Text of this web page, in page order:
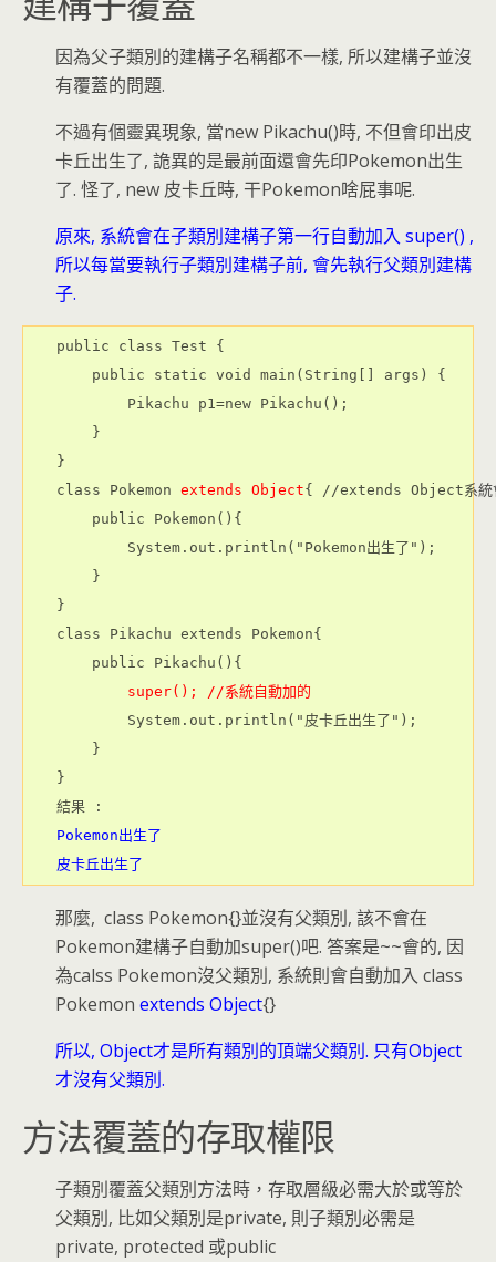
因為父子類別的建構子名稱都不一樣, 所以建構子並沒
有覆蓋的問題.
不過有個靈異現象, 當new Pikachu()時, 不但會印出皮
卡丘出生了, 詭異的是最前面還會先印Pokemon出生
了. 怪了, new 皮卡丘時, 干Pokemon啥屁事呢.
原來, 系統會在子類別建構子第一行自動加入 super() ,
所以每當要執行子類別建構子前, 會先執行父類別建構
子.
public class Test {
    public static void main(String[] args) {
        Pikachu p1=new Pikachu();
    }
}
class Pokemon extends Object{ //extends Object系統
    public Pokemon(){
        System.out.println("Pokemon出生了");
    }
}
class Pikachu extends Pokemon{
    public Pikachu(){
super(); //系統自動加的
        System.out.println("皮卡丘出生了");
    }
}
Pokemon出生了
皮卡丘出生了
那麼, class Pokemon{}並沒有父類別, 該不會在
Pokemon建構子自動加super()吧. 答案是~~會的, 因
為calss Pokemon沒父類別, 系統則會自動加入 class
Pokemon extends Object{}
所以, Object才是所有類別的頂端父類別. 只有Object
才沒有父類別.
方法覆蓋的存取權限
子類別覆蓋父類別方法時，存取層級必需大於或等於
父類別, 比如父類別是private, 則子類別必需是
private, protected 或public